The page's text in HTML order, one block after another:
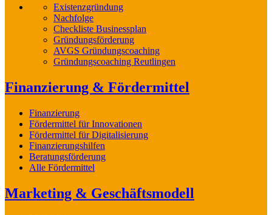
Existenzgründung
Nachfolge
Checkliste Businessplan
Gründungsförderung
AVGS Gründungscoaching
Gründungscoaching Reutlingen
Finanzierung & Fördermittel
Finanzierung
Fördermittel für Innovationen
Fördermittel für Digitalisierung
Finanzierungshilfen
Beratungsförderung
Alle Fördermittel
Marketing & Geschäftsmodell